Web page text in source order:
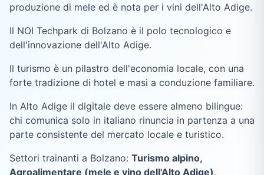
produzione di mele ed è nota per i vini dell'Alto Adige.
Il NOI Techpark di Bolzano è il polo tecnologico e
dell'innovazione dell'Alto Adige.
Il turismo è un pilastro dell'economia locale, con una
forte tradizione di hotel e masi a conduzione familiare.
In Alto Adige il digitale deve essere almeno bilingue:
chi comunica solo in italiano rinuncia in partenza a una
parte consistente del mercato locale e turistico.
Settori trainanti a Bolzano: Turismo alpino,
Agroalimentare (mele e vino dell'Alto Adige),